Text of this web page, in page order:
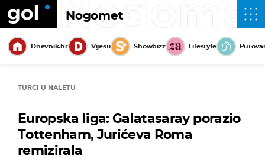
Nogomet
Dnevnik.hr Vijesti Showbizz Lifestyle
TURCI U NALETU
Europska liga: Galatasaray porazio
Tottenham, Jurićeva Roma
remizirala